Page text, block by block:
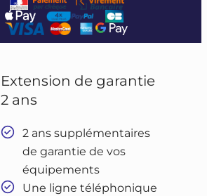
Extension de garantie
2 ans
2 ans supplémentaires
de garantie de vos
équipements
Une ligne téléphonique